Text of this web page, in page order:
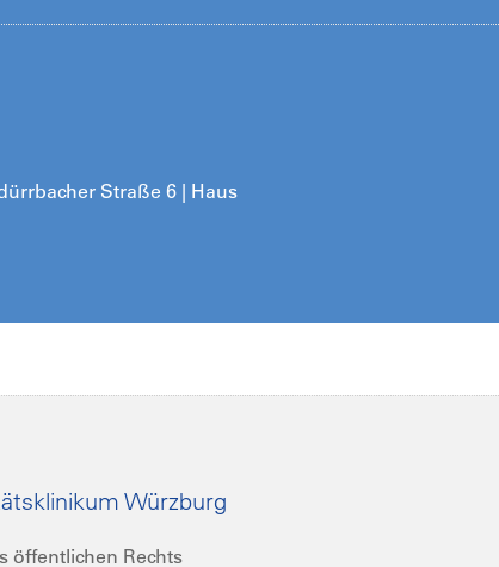
Straße 6 | Haus
Würzburg
öffentlichen Rechts